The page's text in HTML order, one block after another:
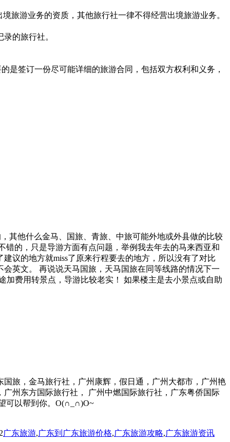
旅游业务的资质，其他旅行社一律不得经营出境旅游业务。
的旅行社。
是签订一份尽可能详细的旅游合同，包括双方权利和义务，
其他什么金马、国旅、青旅、中旅可能外地或外县做的比较
的，只是导游方面有点问题，举例我去年去的马来西亚和
议的地方就miss了原来行程要去的地方，所以没有了对比
英文。 再说说天马国旅，天马国旅在同等线路的情况下一
费用转景点，导游比较老实！ 如果楼主是去小景点或自助
旅，金马旅行社，广州康辉，假日通，广州大都市，广州艳
州东方国际旅行社， 广州中燃国际旅行社，广东粤侨国际
可以帮到你。O(∩_∩)O~
广东旅游,广东到广东旅游价格,广东旅游攻略,广东旅游资讯